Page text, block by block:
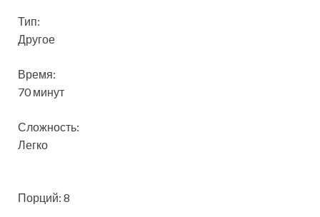
Тип:
Другое
Время:
70 минут
Сложность:
Легко
Порций: 8